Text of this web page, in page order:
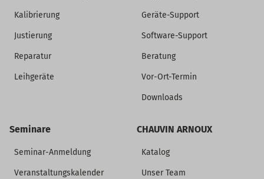
Kalibrierung
Justierung
Reparatur
Leihgeräte
Geräte-Support
Software-Support
Beratung
Vor-Ort-Termin
Downloads
Seminare
Seminar-Anmeldung
Veranstaltungskalender
CHAUVIN ARNOUX
Katalog
Unser Team